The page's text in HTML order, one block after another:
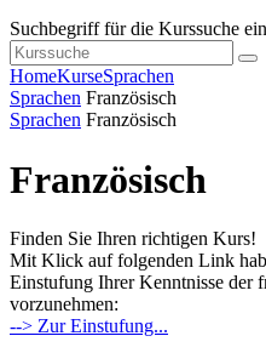
Suchbegriff für die Kurssuche
HomeKurseSprachen
Sprachen Französisch
Sprachen Französisch
Französisch
Finden Sie Ihren richtigen Kurs!
Mit Klick auf folgenden Link
Einstufung Ihrer Kenntnisse der
vorzunehmen:
--> Zur Einstufung...